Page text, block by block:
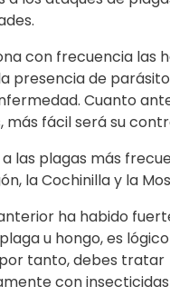
con frecuencia las
presencia de
Cuanto
más fácil será su
a las plagas más
la Cochinilla y la
anterior ha habido
u hongo, es
tanto, debes tratar
con insecticidas